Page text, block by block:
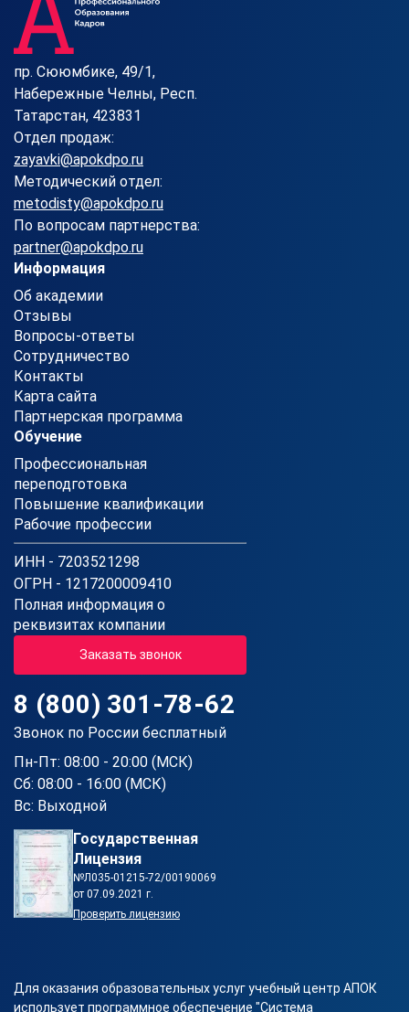
пр. Сююмбике, 49/1,
Набережные Челны, Респ.
Татарстан, 423831
Отдел продаж:
zayavki@apokdpo.ru
Методический отдел:
metodisty@apokdpo.ru
По вопросам партнерства:
partner@apokdpo.ru
Информация
Об академии
Отзывы
Вопросы-ответы
Сотрудничество
Контакты
Карта сайта
Партнерская программа
Обучение
Профессиональная
переподготовка
Повышение квалификации
Рабочие профессии
ИНН - 7203521298
ОГРН - 1217200009410
Полная информация о
реквизитах компании
Заказать звонок
8 (800) 301-78-62
Звонок по России бесплатный
Пн-Пт: 08:00 - 20:00 (МСК)
Сб: 08:00 - 16:00 (МСК)
Вс: Выходной
Государственная
Лицензия
№Л035-01215-72/00190069
от 07.09.2021 г.
Проверить лицензию
Для оказания образовательных услуг учебный центр АПОК
использует программное обеспечение "Система